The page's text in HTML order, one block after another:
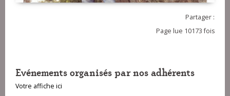
Partager :
Page lue 10173 fois
Evénements organisés par nos adhérents
Votre affiche ici